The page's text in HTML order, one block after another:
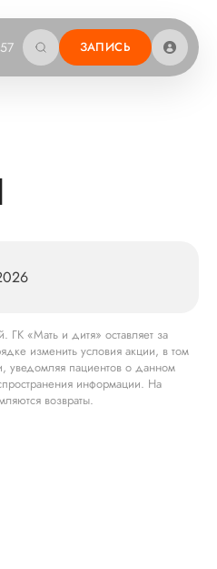
ЗАПИСЬ
ГК «Мать и дитя» оставляет за
изменить условия акции, в том
уведомляя пациентов о данном
информации. На
возвраты.